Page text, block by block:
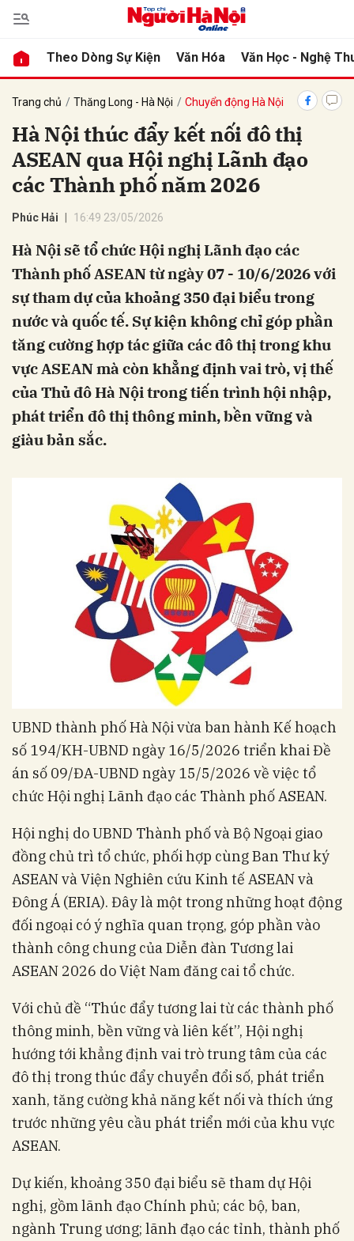
Theo Dòng Sự Kiện Văn Hóa Văn Học - Nghệ
Trang chủ Thăng Long - Hà Nội Chuyển động Hà Nội
Hà Nội thúc đẩy kết nối đô thị
ASEAN qua Hội nghị Lãnh đạo
các Thành phố năm 2026
Phúc Hải 16:49 23/05/2026
Hà Nội sẽ tổ chức Hội nghị Lãnh đạo các
Thành phố ASEAN từ ngày 07 - 10/6/2026 với
sự tham dự của khoảng 350 đại biểu trong
nước và quốc tế. Sự kiện không chỉ góp phần
tăng cường hợp tác giữa các đô thị trong khu
vực ASEAN mà còn khẳng định vai trò, vị thế
của Thủ đô Hà Nội trong tiến trình hội nhập,
phát triển đô thị thông minh, bền vững và
giàu bản sắc.
UBND thành phố Hà Nội vừa ban hành Kế hoạch
số 194/KH-UBND ngày 16/5/2026 triển khai Đề
án số 09/ĐA-UBND ngày 15/5/2026 về việc tổ
chức Hội nghị Lãnh đạo các Thành phố ASEAN.
Hội nghị do UBND Thành phố và Bộ Ngoại giao
đồng chủ trì tổ chức, phối hợp cùng Ban Thư ký
ASEAN và Viện Nghiên cứu Kinh tế ASEAN và
Đông Á (ERIA). Đây là một trong những hoạt động
đối ngoại có ý nghĩa quan trọng, góp phần vào
thành công chung của Diễn đàn Tương lai
ASEAN 2026 do Việt Nam đăng cai tổ chức.
Với chủ đề “Thúc đẩy tương lai từ các thành phố
thông minh, bền vững và liên kết”, Hội nghị
hướng tới khẳng định vai trò trung tâm của các
đô thị trong thúc đẩy chuyển đổi số, phát triển
xanh, tăng cường khả năng kết nối và thích ứng
trước những yêu cầu phát triển mới của khu vực
ASEAN.
Dự kiến, khoảng 350 đại biểu sẽ tham dự Hội
nghị, gồm lãnh đạo Chính phủ; các bộ, ban,
ngành Trung ương; lãnh đạo các tỉnh, thành phố
luận